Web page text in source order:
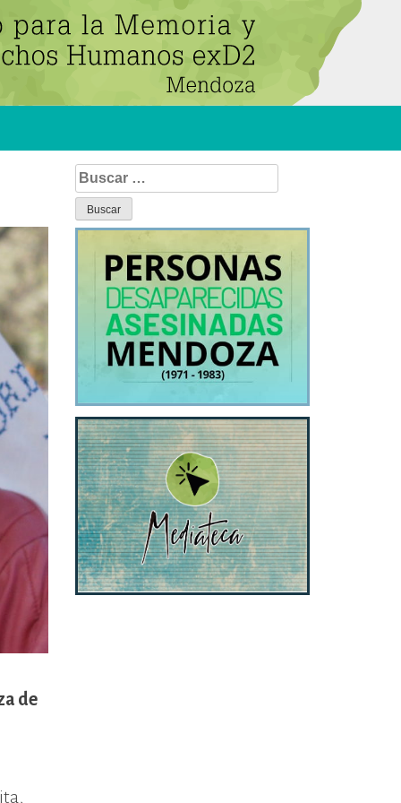
de
Buscar: